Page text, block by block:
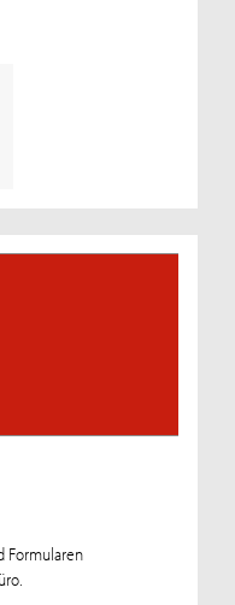
Formularen